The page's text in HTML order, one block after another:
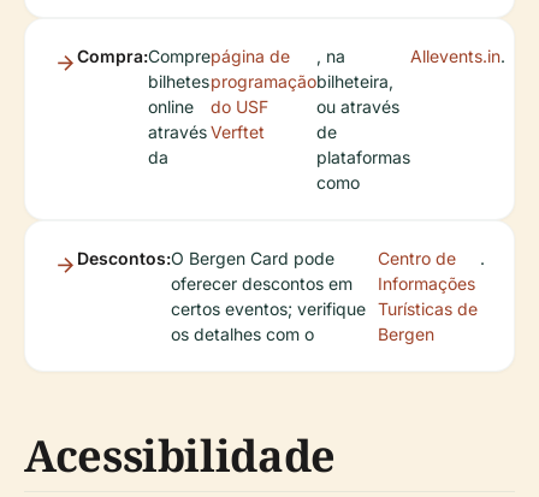
Compra:Compre
bilhetes
online
através
da
página de
programação
do USF
Verftet
, na
bilheteira,
ou através
de
plataformas
como
Allevents.in.
Descontos:O Bergen Card pode
oferecer descontos em
certos eventos; verifique
os detalhes com o
Centro de
Informações
Turísticas de
Bergen
.
Acessibilidade